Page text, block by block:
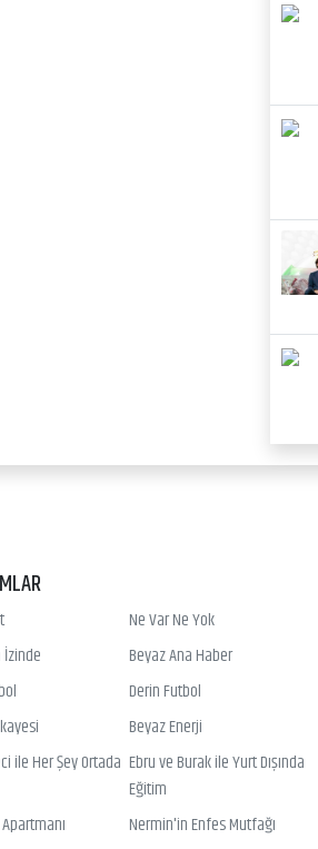
Ne Var Ne Yok
Beyaz Ana Haber
Derin Futbol
Beyaz Enerji
ile Her Şey Ortada Ebru ve Burak ile Yurt Dışında
Eğitim
Nermin'in Enfes Mutfağı